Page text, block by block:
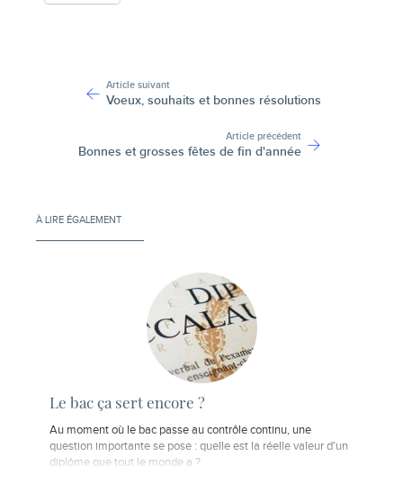
Article suivant
Voeux, souhaits et bonnes résolutions
Article précédent
Bonnes et grosses fêtes de fin d'année
À LIRE ÉGALEMENT
Le bac ça sert encore ?
Au moment où le bac passe au contrôle continu, une
question importante se pose : quelle est la réelle valeur d'un
diplôme que tout le monde a ?